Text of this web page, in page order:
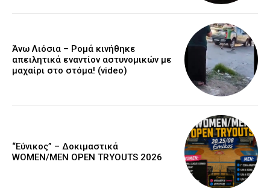
Άνω Λιόσια – Ρομά κινήθηκε
απειλητικά εναντίον αστυνομικών με
μαχαίρι στο στόμα! (video)
“Εύνικος” – Δοκιμαστικά
WOMEN/MEN OPEN TRYOUTS 2026